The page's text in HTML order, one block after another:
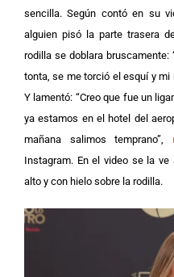
sencilla. Según contó en su
alguien pisó la parte trasera
rodilla se doblara bruscamente:
tonta, se me torció el esquí y mi
Y lamentó: “Creo que fue un
ya estamos en el hotel del
mañana salimos temprano”,
Instagram. En el video se la
alto y con hielo sobre la rodilla.